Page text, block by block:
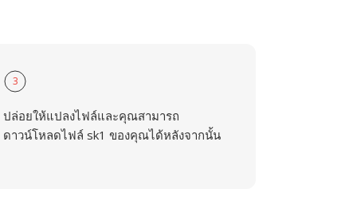
3
ปล่อยให้แปลงไฟล์และคุณสามารถ
ดาวน์โหลดไฟล์ sk1 ของคุณได้หลังจากนั้น